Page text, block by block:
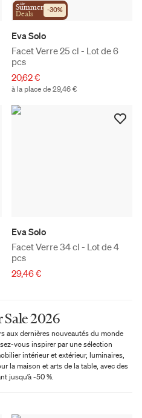
the
Summer
Deals -30%
Eva Solo
Facet Verre 25 cl - Lot de 6
pcs
20,62 €
à la place de 29,46 €
Eva Solo
Facet Verre 34 cl - Lot de 4
pcs
29,46 €
2026
aux dernières nouveautés du monde
vous inspirer par une sélection
intérieur et extérieur, luminaires,
la maison et arts de la table, avec des
jusqu’à -50 %.